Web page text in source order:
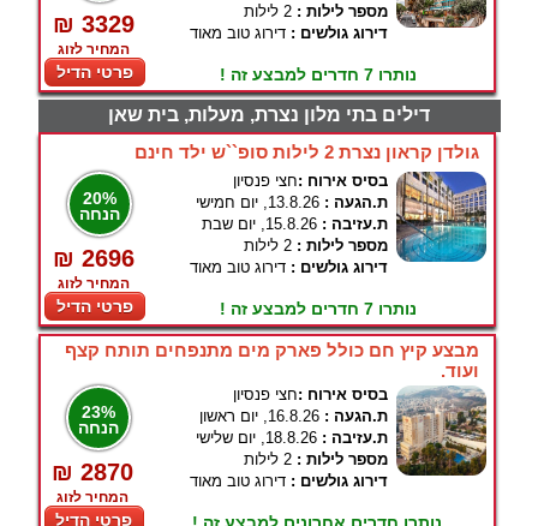
₪ 3329
המחיר לזוג
פרטי הדיל
מספר לילות : 2 לילות
דירוג גולשים : דירוג טוב מאוד
נותרו 7 חדרים למבצע זה !
דילים בתי מלון נצרת, מעלות, בית שאן
גולדן קראון נצרת 2 לילות סופ``ש ילד חינם
20%
הנחה
₪ 2696
המחיר לזוג
פרטי הדיל
בסיס אירוח :חצי פנסיון
ת.הגעה : 13.8.26, יום חמישי
ת.עזיבה : 15.8.26, יום שבת
מספר לילות : 2 לילות
דירוג גולשים : דירוג טוב מאוד
נותרו 7 חדרים למבצע זה !
מבצע קיץ חם כולל פארק מים מתנפחים תותח קצף
ועוד.
23%
הנחה
₪ 2870
המחיר לזוג
פרטי הדיל
בסיס אירוח :חצי פנסיון
ת.הגעה : 16.8.26, יום ראשון
ת.עזיבה : 18.8.26, יום שלישי
מספר לילות : 2 לילות
דירוג גולשים : דירוג טוב מאוד